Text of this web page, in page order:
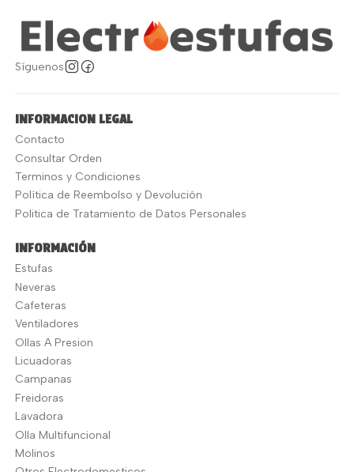
Síguenos
INFORMACION LEGAL
Contacto
Consultar Orden
Terminos y Condiciones
Política de Reembolso y Devolución
Politica de Tratamiento de Datos Personales
INFORMACIÓN
Estufas
Neveras
Cafeteras
Ventiladores
Ollas A Presion
Licuadoras
Campanas
Freidoras
Lavadora
Olla Multifuncional
Molinos